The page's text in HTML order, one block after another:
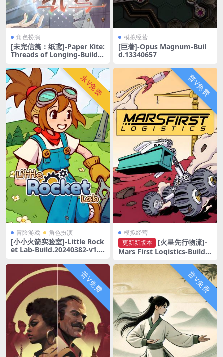
角色扮演
[未完信䇳：纸鸢]-Paper Kite:
Threads of Longing-Build.2
模拟经营
[巨著]-Opus Magnum-Buil
d.13340657
永V免费
冒险游戏 角色扮演
[小小火箭实验室]-Little Rock
et Lab-Build.20240382-v1.0.
普V免费
模拟经营
更新新版本
[火星先行物流]-
Mars First Logistics-Build.2
普V免费 普V免费